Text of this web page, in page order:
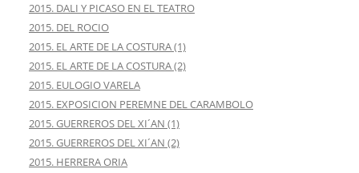
2015. DALI Y PICASO EN EL TEATRO
2015. DEL ROCIO
2015. EL ARTE DE LA COSTURA (1)
2015. EL ARTE DE LA COSTURA (2)
2015. EULOGIO VARELA
2015. EXPOSICION PEREMNE DEL CARAMBOLO
2015. GUERREROS DEL XI´AN (1)
2015. GUERREROS DEL XI´AN (2)
2015. HERRERA ORIA